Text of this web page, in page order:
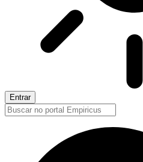
Entrar